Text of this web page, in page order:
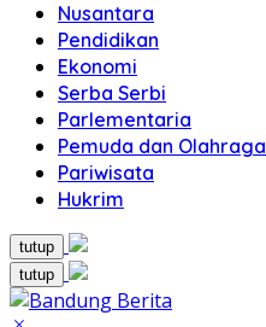
Nusantara
Pendidikan
Ekonomi
Serba Serbi
Parlementaria
Pemuda dan Olahraga
Pariwisata
Hukrim
tutup
tutup